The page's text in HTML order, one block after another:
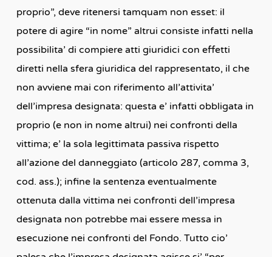
proprio”, deve ritenersi tamquam non esset: il
potere di agire “in nome” altrui consiste infatti nella
possibilita’ di compiere atti giuridici con effetti
diretti nella sfera giuridica del rappresentato, il che
non avviene mai con riferimento all’attivita’
dell’impresa designata: questa e’ infatti obbligata in
proprio (e non in nome altrui) nei confronti della
vittima; e’ la sola legittimata passiva rispetto
all’azione del danneggiato (articolo 287, comma 3,
cod. ass.); infine la sentenza eventualmente
ottenuta dalla vittima nei confronti dell’impresa
designata non potrebbe mai essere messa in
esecuzione nei confronti del Fondo. Tutto cio’